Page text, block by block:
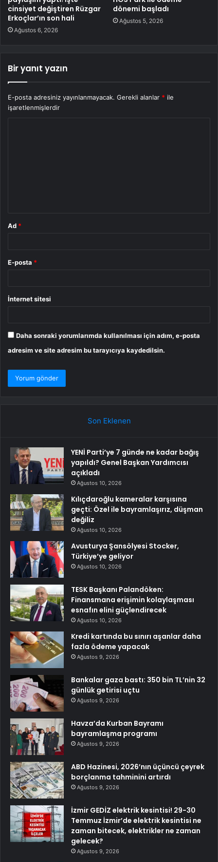
cinsiyet değiştiren Rüzgar
Erkoçlar’ın son hali
Ağustos 6, 2026
dönemi başladı
Ağustos 5, 2026
Bir yanıt yazın
E-posta adresiniz yayınlanmayacak. Gerekli alanlar * ile
işaretlenmişlerdir
Ad *
E-posta *
İnternet sitesi
Daha sonraki yorumlarımda kullanılması için adım, e-posta
adresim ve site adresim bu tarayıcıya kaydedilsin.
Son Eklenen
YENİ Parti’ye 7 günde ne kadar bağış
yapıldı? Genel Başkan Yardımcısı
açıkladı
Ağustos 10, 2026
Kılıçdaroğlu kameralar karşısına
geçti: Özel ile bayramlaşırız, düşman
değiliz
Ağustos 10, 2026
Avusturya Şansölyesi Stocker,
Türkiye’ye geliyor
Ağustos 10, 2026
TESK Başkanı Palandöken:
Finansmana erişimin kolaylaşması
esnafın elini güçlendirecek
Ağustos 10, 2026
Kredi kartında bu sınırı aşanlar daha
fazla ödeme yapacak
Ağustos 9, 2026
Bankalar gaza bastı: 350 bin TL’nin 32
günlük getirisi uçtu
Ağustos 9, 2026
Havza’da Kurban Bayramı
bayramlaşma programı
Ağustos 9, 2026
ABD Hazinesi, 2026’nın üçüncü çeyrek
borçlanma tahminini artırdı
Ağustos 9, 2026
İzmir GEDİZ elektrik kesintisi! 29-30
Temmuz İzmir’de elektrik kesintisi ne
zaman bitecek, elektrikler ne zaman
gelecek?
Ağustos 9, 2026